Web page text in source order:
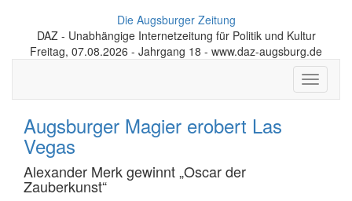
Die Augsburger Zeitung
DAZ - Unabhängige Internetzeitung für Politik und Kultur
Freitag, 07.08.2026 - Jahrgang 18 - www.daz-augsburg.de
Toggle
Augsburger Magier erobert Las
Vegas
Alexander Merk gewinnt „Oscar der
Zauberkunst“